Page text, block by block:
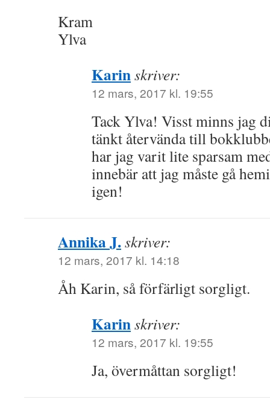
Kram
Ylva
Karinskriver:
12 mars, 2017 kl. 19:55
Tack Ylva! Visst minns jag
tänkt återvända till
har jag varit lite sparsam
innebär att jag måste gå
igen!
Annika J.skriver:
12 mars, 2017 kl. 14:18
Åh Karin, så förfärligt sorgligt.
Karinskriver:
12 mars, 2017 kl. 19:55
Ja, övermåttan sorgligt!